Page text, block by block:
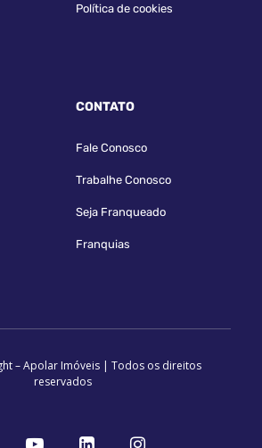
Política de cookies
CONTATO
Fale Conosco
Trabalhe Conosco
Seja Franqueado
Franquias
– Apolar Imóveis | Todos os direitos
reservados